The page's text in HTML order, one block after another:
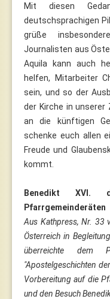
Mit diesen
deutschsprachigen
grüße
Journalisten aus
Aquila kann auch
helfen, Mitarbeiter
sein, und so der
der Kirche in unserer
an die künftigen
schenke euch allen
Freude und
kommt.
Benedikt XVI.
Pfarrgemeinderäten
Aus Kathpress, Nr. 33
Österreich in
überreichte dem
"Apostelgeschichten
Vorbereitung auf die
und den Besuch